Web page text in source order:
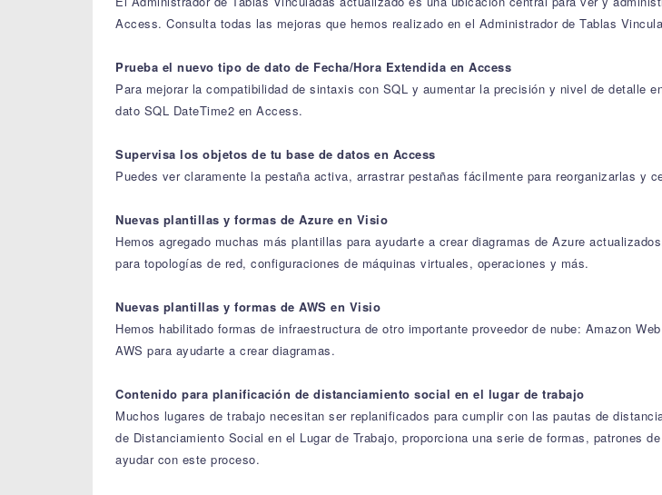
Access. Consulta todas las mejoras que hemos realizado en el Administrador de Tablas
Prueba el nuevo tipo de dato de Fecha/Hora Extendida en Access
Para mejorar la compatibilidad de sintaxis con SQL y aumentar la precisión y nivel de detalle
dato SQL DateTime2 en Access.
Supervisa los objetos de tu base de datos en Access
Puedes ver claramente la pestaña activa, arrastrar pestañas fácilmente para reorganizarlas y
Nuevas plantillas y formas de Azure en Visio
Hemos agregado muchas más plantillas para ayudarte a crear diagramas de Azure
para topologías de red, configuraciones de máquinas virtuales, operaciones y más.
Nuevas plantillas y formas de AWS en Visio
Hemos habilitado formas de infraestructura de otro importante proveedor de nube: Amazon
AWS para ayudarte a crear diagramas.
Contenido para planificación de distanciamiento social en el lugar de trabajo
Muchos lugares de trabajo necesitan ser replanificados para cumplir con las pautas de
de Distanciamiento Social en el Lugar de Trabajo, proporciona una serie de formas, patrones
ayudar con este proceso.